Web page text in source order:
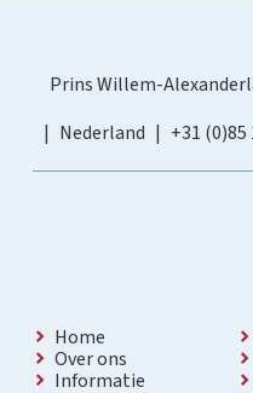
Prins Willem-
Nederland
+31 (0)85
Home
Over ons
Informatie